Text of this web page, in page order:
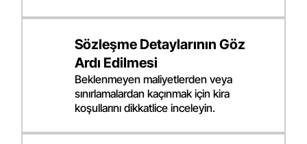
Sözleşme Detaylarının Göz
Ardı Edilmesi
Beklenmeyen maliyetlerden veya
sınırlamalardan kaçınmak için kira
koşullarını dikkatlice inceleyin.